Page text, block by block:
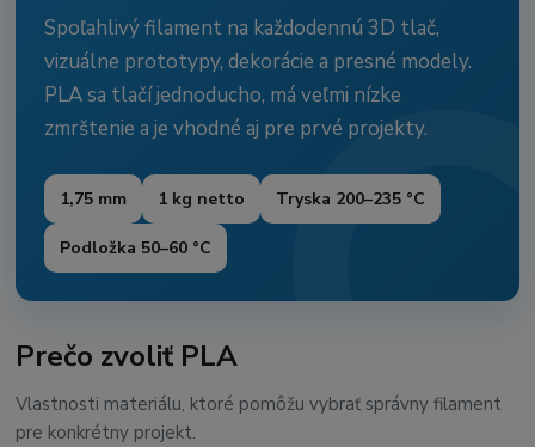
Spoľahlivý filament na každodennú 3D tlač,
vizuálne prototypy, dekorácie a presné modely.
PLA sa tlačí jednoducho, má veľmi nízke
zmrštenie a je vhodné aj pre prvé projekty.
1,75 mm 1 kg netto Tryska 200–235 °C
Podložka 50–60 °C
Prečo zvoliť PLA
Vlastnosti materiálu, ktoré pomôžu vybrať správny filament
pre konkrétny projekt.